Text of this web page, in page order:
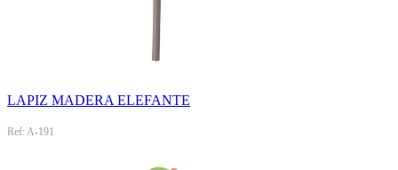
LAPIZ MADERA ELEFANTE
Ref: A-191